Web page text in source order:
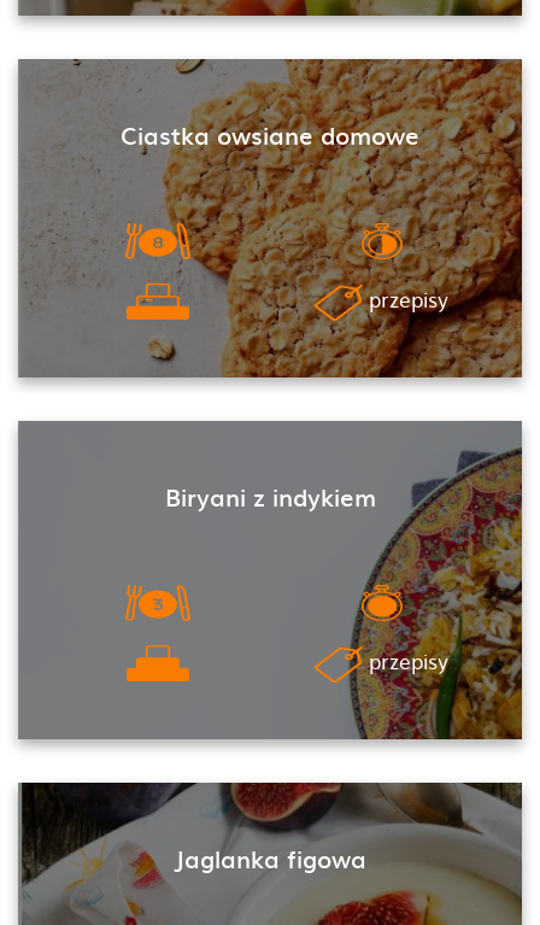
Ciastka owsiane domowe
przepisy
Biryani z indykiem
przepisy
Jaglanka figowa